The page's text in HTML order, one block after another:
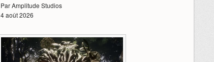
Par Amplitude Studios
4 août 2026